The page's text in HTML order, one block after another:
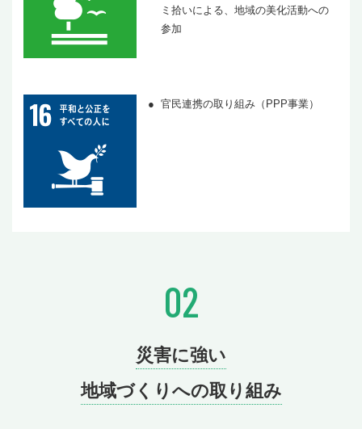
ミ拾いによる、地域の美化活動への
参加
官民連携の取り組み（PPP事業）
02
災害に強い
地域づくりへの取り組み